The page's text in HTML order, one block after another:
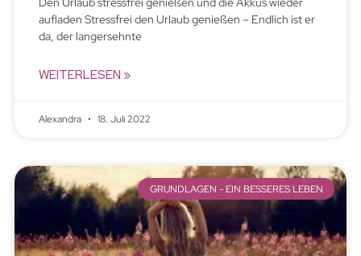
aufladen Stressfrei den Urlaub genießen – Endlich ist er
da, der langersehnte
WEITERLESEN »
Alexandra 18. Juli 2022
GRUNDLAGEN - EIN BESSERES LEBEN